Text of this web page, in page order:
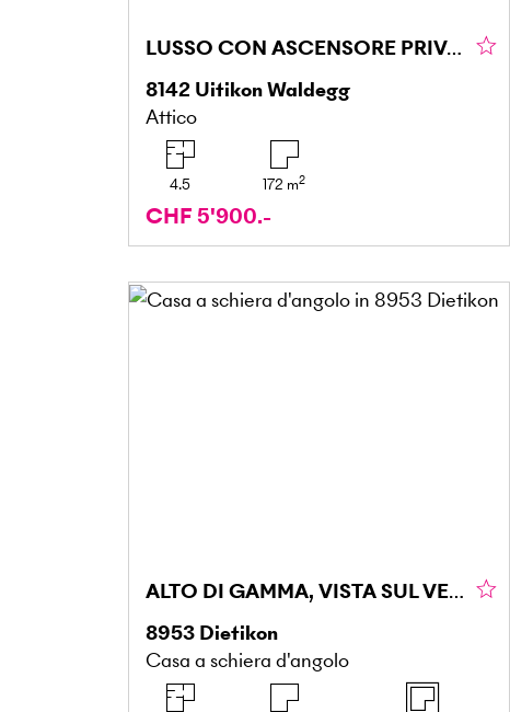
LUSSO CON ASCENSORE PRIVATO E TERRAZZA
8142 Uitikon Waldegg
Attico
4.5 172 m2
CHF 5'900.-
ALTO DI GAMMA, VISTA SUL VERDE E AMPI SPAZI
8953 Dietikon
Casa a schiera d'angolo